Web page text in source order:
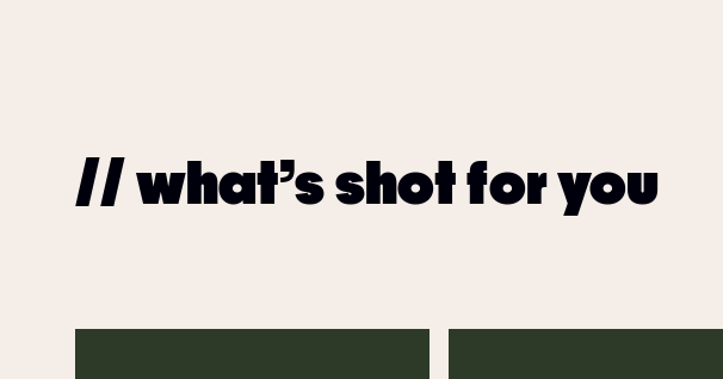
// what’s shot for you